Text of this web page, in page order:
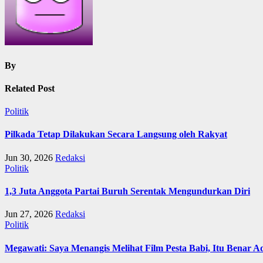
By
Related Post
Politik
Pilkada Tetap Dilakukan Secara Langsung oleh Rakyat
Jun 30, 2026 Redaksi
Politik
1,3 Juta Anggota Partai Buruh Serentak Mengundurkan Diri
Jun 27, 2026 Redaksi
Politik
Megawati: Saya Menangis Melihat Film Pesta Babi, Itu Benar